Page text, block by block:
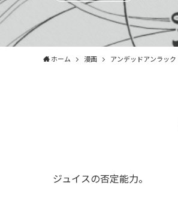
ホーム 漫画 アンデッドアンラック
ジュイスの否定能力。